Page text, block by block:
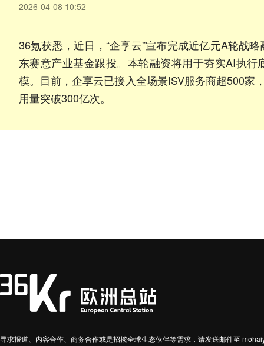
2026-04-08 10:52
36氪获悉，近日，“企享云”宣布完成近亿元A轮战
东赛意产业基金跟投。本轮融资将用于夯实AI执
模。目前，企享云已接入全场景ISV服务商超500家
用量突破300亿次。
寻求报道、内容合作、商务合作或是招揽全球生态伙伴等需求，请发送邮件至